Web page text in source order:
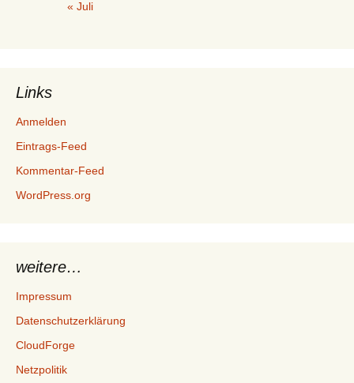
« Juli
Links
Anmelden
Eintrags-Feed
Kommentar-Feed
WordPress.org
weitere…
Impressum
Datenschutzerklärung
CloudForge
Netzpolitik